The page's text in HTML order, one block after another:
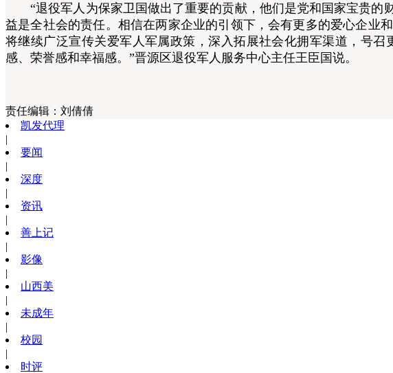
“退役军人为保家卫国做出了重要的贡献，他们是党和国家宝贵的
益是全社会的责任。相信在两家企业的引领下，会有更多的爱心企业
将继续广泛宣传关爱军人军属政策，深入拓展社会化拥军渠道，号
感、荣誉感和幸福感。”晋源区退役军人服务中心主任王臣国说。
责任编辑： 刘倩倩
凯发代理
|
要闻
|
深度
|
资讯
|
善上记
|
影像
|
山西美
|
未成年
|
校园
|
时评